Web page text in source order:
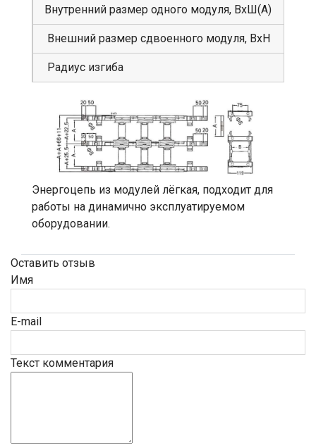
Внутренний размер одного модуля, ВхШ(А)
Внешний размер сдвоенного модуля, ВхН
Радиус изгиба
Энергоцепь из модулей лёгкая, подходит для
работы на динамично эксплуатируемом
оборудовании.
Оставить отзыв
Имя
E-mail
Текст комментария